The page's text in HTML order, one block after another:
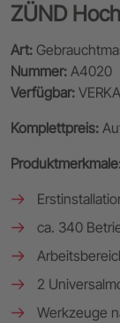
ZÜND
Art:
Nummer: A4020
Verfügbar:
Komplettpreis:
ca. 340
2
Werkzeuge